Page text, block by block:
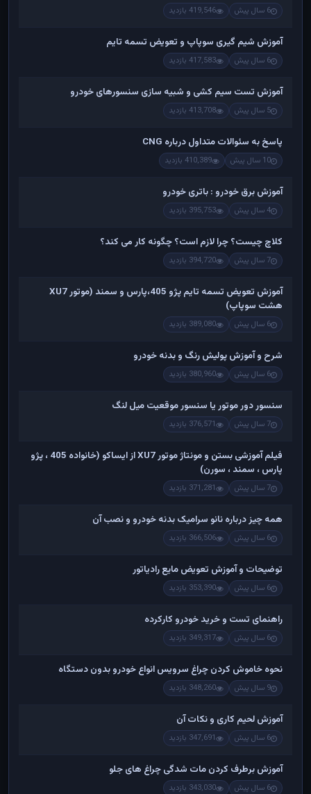
6 سال پیش 419,546 بازدید
آموزش شیم گیری سوپاپ و تعویض تسمه تایم
6 سال پیش 417,583 بازدید
آموزش تست سیم کشی و شبیه سازی سنسورهای خودرو
5 سال پیش 413,708 بازدید
پاسخ به سئوالات متداول درباره CNG
10 سال پیش 410,389 بازدید
آموزش برق خودرو : باتری خودرو
4 سال پیش 395,753 بازدید
کلاچ چیست؟ چرا لازم است؟ چگونه کار می کند؟
7 سال پیش 394,720 بازدید
آموزش تعویض تسمه تایم پژو 405،پارس و سمند (موتور XU7
هشت سوپاپ)
6 سال پیش 389,080 بازدید
شرح و آموزش پولیش رنگ و بدنه خودرو
6 سال پیش 380,960 بازدید
سنسور دور موتور یا سنسور موقعیت میل لنگ
7 سال پیش 376,571 بازدید
فیلم آموزشی بستن و مونتاژ موتور XU7 از ایساکو (خانواده 405 ، پژو
پارس ، سمند ، سورن)
7 سال پیش 371,281 بازدید
همه چیز درباره نانو سرامیک بدنه خودرو و نصب آن
6 سال پیش 366,506 بازدید
توضیحات و آموزش تعویض مایع رادیاتور
6 سال پیش 353,390 بازدید
راهنمای تست و خريد خودرو کارکرده
6 سال پیش 349,317 بازدید
نحوه خاموش کردن چراغ سرویس انواع خودرو بدون دستگاه
9 سال پیش 348,260 بازدید
آموزش لحیم کاری و نکات آن
6 سال پیش 347,691 بازدید
آموزش برطرف کردن مات شدگی چراغ های جلو
6 سال پیش 343,030 بازدید